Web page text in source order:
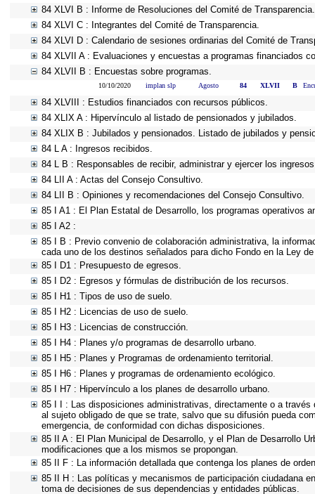
84 XLVI B : Informe de Resoluciones del Comité de Transparencia.
84 XLVI C : Integrantes del Comité de Transparencia.
84 XLVI D : Calendario de sesiones ordinarias del Comité de
84 XLVII A : Evaluaciones y encuestas a programas financiados
84 XLVII B : Encuestas sobre programas.
10/10/2020 implan slp Agosto 84 XLVII B
84 XLVIII : Estudios financiados con recursos públicos.
84 XLIX A : Hipervínculo al listado de pensionados y jubilados.
84 XLIX B : Jubilados y pensionados. Listado de jubilados y
84 L A : Ingresos recibidos.
84 L B : Responsables de recibir, administrar y ejercer los
84 LII A : Actas del Consejo Consultivo.
84 LII B : Opiniones y recomendaciones del Consejo Consultivo.
85 I A1 : El Plan Estatal de Desarrollo, los programas operativos
85 I A2 :
85 I B : Previo convenio de colaboración administrativa, la
cada uno de los destinos señalados para dicho Fondo en la Ley
85 I D1 : Presupuesto de egresos.
85 I D2 : Egresos y fórmulas de distribución de los recursos.
85 I H1 : Tipos de uso de suelo.
85 I H2 : Licencias de uso de suelo.
85 I H3 : Licencias de construcción.
85 I H4 : Planes y/o programas de desarrollo urbano.
85 I H5 : Planes y Programas de ordenamiento territorial.
85 I H6 : Planes y programas de ordenamiento ecológico.
85 I H7 : Hipervínculo a los planes de desarrollo urbano.
85 I I : Las disposiciones administrativas, directamente o a
al sujeto obligado de que se trate, salvo que su difusión pueda
emergencia, de conformidad con dichas disposiciones.
85 II A : El Plan Municipal de Desarrollo, y el Plan de Desarrollo
modificaciones que a los mismos se propongan.
85 II F : La información detallada que contenga los planes de
85 II H : Las políticas y mecanismos de participación ciudadana
toma de decisiones de sus dependencias y entidades públicas.